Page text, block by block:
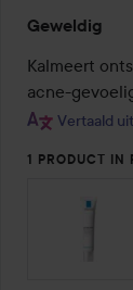
5
van
de
5
Geweldig
Kalmeert
acne-
Vertaald
1 PRODUCT IN